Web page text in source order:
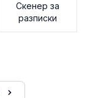
Скенер за
разписки